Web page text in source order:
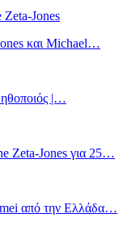
και Michael…
|…
Zeta-Jones για 25…
από την Ελλάδα…